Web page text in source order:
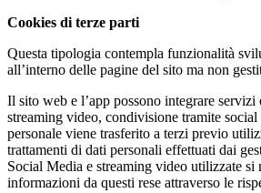
Cookies di terze parti
Questa tipologia contempla funzionalità
all’interno delle pagine del sito ma non
Il sito web e l’app possono integrare
streaming video, condivisione tramite
personale viene trasferito a terzi previo
trattamenti di dati personali effettuati dai
Social Media e streaming video utilizzate si
informazioni da questi rese attraverso le